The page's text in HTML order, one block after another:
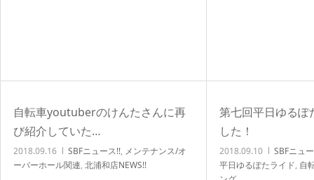
自転車youtuberのけんたさんに再
び紹介していた…
2018.09.16 SBFニュース!!, メンテナンス/オ
ーバーホール関連, 北浦和店NEWS!!
第七回平日ゆるぽ
した！
2018.09.10
SBFニュ
平日ゆるぽたライド, 自